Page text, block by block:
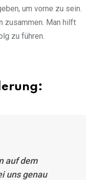
um vorne zu sein.
zusammen. Man hilft
zu führen.
auf dem
uns genau